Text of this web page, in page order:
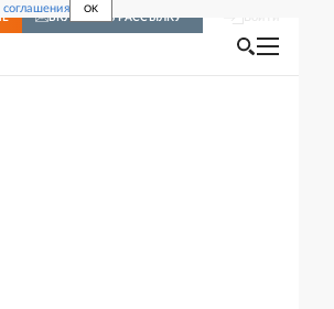
соглашения OK
ВКЛЮЧИТЬ РАССЫЛКУ